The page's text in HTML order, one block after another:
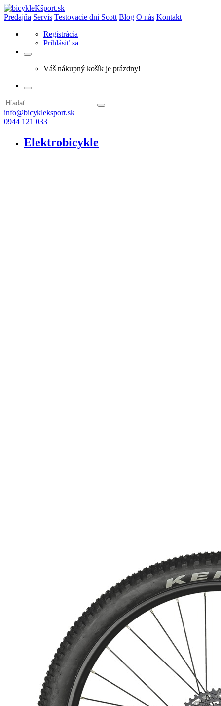
Predajňa Servis Testovacie dni Scott Blog O nás Kontakt
Registrácia
Prihlásiť sa
Váš nákupný košík je prázdny!
info@bicykleksport.sk
0944 121 033
Elektrobicykle